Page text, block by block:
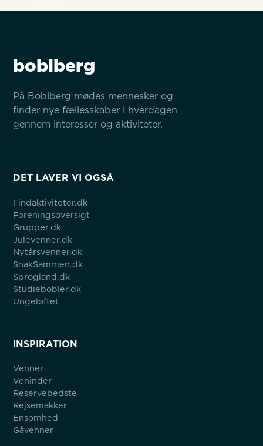
boblberg
På Boblberg mødes mennesker og
finder nye fællesskaber i hverdagen
gennem interesser og aktiviteter.
DET LAVER VI OGSÅ
Findaktiviteter.dk
Foreningsoversigt
Grupper.dk
Julevenner.dk
Nytårsvenner.dk
SnakSammen.dk
Sprogland.dk
Studiebobler.dk
Ungeløftet
INSPIRATION
Venner
Veninder
Reservebedste
Rejsemakker
Ensomhed
Gåvenner